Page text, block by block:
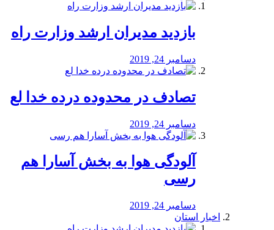
بازدید مدیران ارشد وزارت راه
دسامبر 24, 2019
تصادف در محدوده درده خدا لع
دسامبر 24, 2019
آلودگی هوا به بخش آسارا هم
رسی
دسامبر 24, 2019
اخبار استان